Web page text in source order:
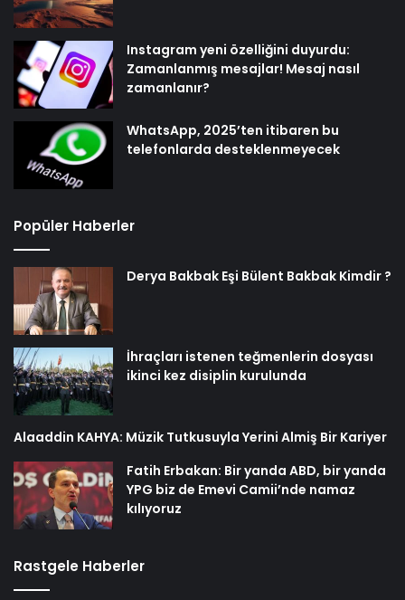
Instagram yeni özelliğini duyurdu:
Zamanlanmış mesajlar! Mesaj nasıl
zamanlanır?
WhatsApp, 2025’ten itibaren bu
telefonlarda desteklenmeyecek
Popüler Haberler
Derya Bakbak Eşi Bülent Bakbak Kimdir ?
İhraçları istenen teğmenlerin dosyası
ikinci kez disiplin kurulunda
Alaaddin KAHYA: Müzik Tutkusuyla Yerini Almiş Bir Kariyer
Fatih Erbakan: Bir yanda ABD, bir yanda
YPG biz de Emevi Camii’nde namaz
kılıyoruz
Rastgele Haberler